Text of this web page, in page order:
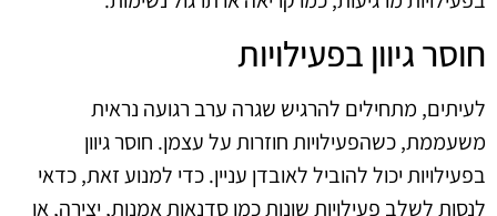
חוסר גיוון בפעילויות
לעיתים, מתחילים להרגיש שגרה ערב רגועה נראית
משעממת, כשהפעילויות חוזרות על עצמן. חוסר גיוון
בפעילויות יכול להוביל לאובדן עניין. כדי למנוע זאת, כדאי
לנסות לשלב פעילויות שונות כמו סדנאות אמנות, יצירה, או